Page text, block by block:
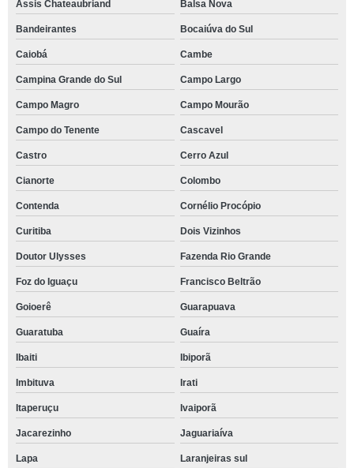
Assis Chateaubriand Balsa Nova
Bandeirantes Bocaiúva do Sul
Caiobá Cambe
Campina Grande do Sul Campo Largo
Campo Magro Campo Mourão
Campo do Tenente Cascavel
Castro Cerro Azul
Cianorte Colombo
Contenda Cornélio Procópio
Curitiba Dois Vizinhos
Doutor Ulysses Fazenda Rio Grande
Foz do Iguaçu Francisco Beltrão
Goioerê Guarapuava
Guaratuba Guaíra
Ibaiti Ibiporã
Imbituva Irati
Itaperuçu Ivaiporã
Jacarezinho Jaguariaíva
Lapa Laranjeiras sul